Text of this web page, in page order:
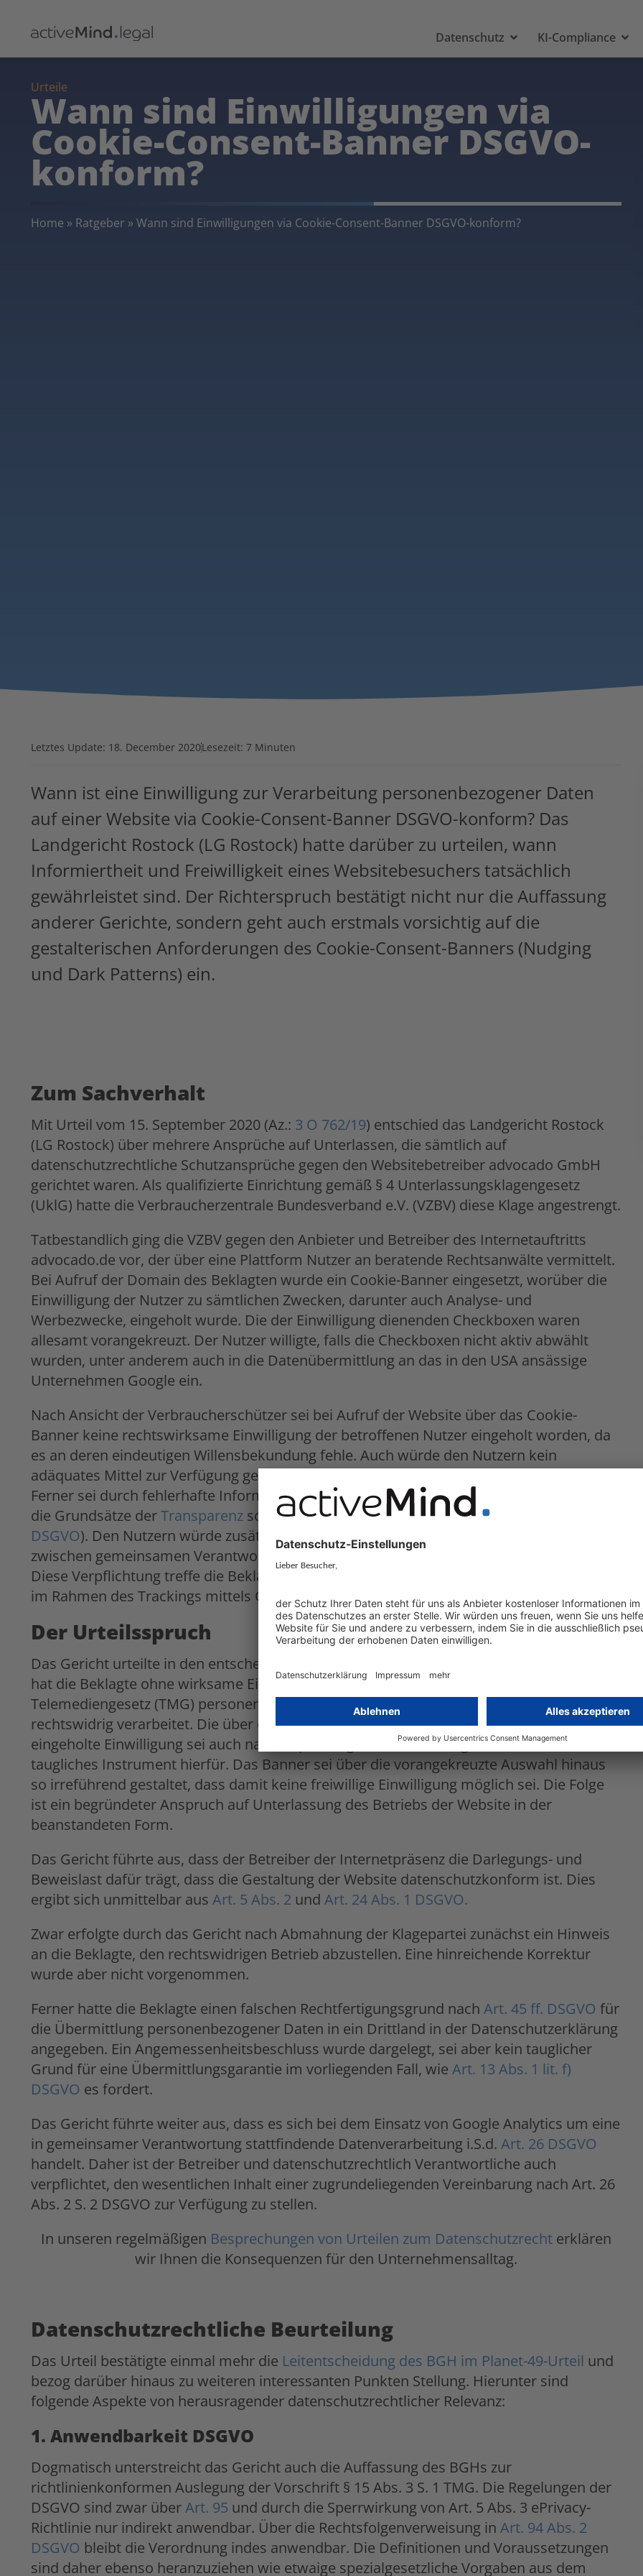
Datenschutz KI-Compliance
Urteile
Wann sind Einwilligungen via
Cookie-Consent-Banner DSGVO-
konform?
Home » Ratgeber » Wann sind Einwilligungen via Cookie-Consent-Banner DSGVO-konform?
Letztes Update: 18. December 2020Lesezeit: 7 Minuten
Wann ist eine Einwilligung zur Verarbeitung personenbezogener Daten
auf einer Website via Cookie-Consent-Banner DSGVO-konform? Das
Landgericht Rostock (LG Rostock) hatte darüber zu urteilen, wann
Informiertheit und Freiwilligkeit eines Websitebesuchers tatsächlich
gewährleistet sind. Der Richterspruch bestätigt nicht nur die Auffassung
anderer Gerichte, sondern geht auch erstmals vorsichtig auf die
gestalterischen Anforderungen des Cookie-Consent-Banners (Nudging
und Dark Patterns) ein.
Zum Sachverhalt
Mit Urteil vom 15. September 2020 (Az.: 3 O 762/19) entschied das Landgericht Rostock
(LG Rostock) über mehrere Ansprüche auf Unterlassen, die sämtlich auf
datenschutzrechtliche Schutzansprüche gegen den Websitebetreiber advocado GmbH
gerichtet waren. Als qualifizierte Einrichtung gemäß § 4 Unterlassungsklagengesetz
(UklG) hatte die Verbraucherzentrale Bundesverband e.V. (VZBV) diese Klage angestrengt.
Tatbestandlich ging die VZBV gegen den Anbieter und Betreiber des Internetauftritts
advocado.de vor, der über eine Plattform Nutzer an beratende Rechtsanwälte vermittelt.
Bei Aufruf der Domain des Beklagten wurde ein Cookie-Banner eingesetzt, worüber die
Einwilligung der Nutzer zu sämtlichen Zwecken, darunter auch Analyse- und
Werbezwecke, eingeholt wurde. Die der Einwilligung dienenden Checkboxen waren
allesamt vorangekreuzt. Der Nutzer willigte, falls die Checkboxen nicht aktiv abwählt
wurden, unter anderem auch in die Datenübermittlung an das in den USA ansässige
Unternehmen Google ein.
Nach Ansicht der Verbraucherschützer sei bei Aufruf der Website über das Cookie-
Banner keine rechtswirksame Einwilligung der betroffenen Nutzer eingeholt worden, da
es an deren eindeutigen Willensbekundung fehle. Auch würde den Nutzern kein
adäquates Mittel zur Verfügung gestellt, die Drittanbieter-Cookies ablehnen zu können.
Ferner sei durch fehlerhafte Informationen in der verlinkten Datenschutzerklärung gegen
die Grundsätze derTransparenz sowieTreu und Glauben verstoßen worden (
DSGVO). Den Nutzern würde zusätzlich der wesentliche Inhalt einer Vereinbarung
zwischen gemeinsamen Verantwortlichen nach
Art. 26 Abs. 2 S. 2 DSGVO
Diese Verpflichtung treffe die Beklagte deshalb, da sie mit Drittanbietern unter anderem
im Rahmen des Trackings mittels Google Analytics, als solche anzusehen sei.
Der Urteilsspruch
Das Gericht urteilte in den entscheidenden Punkten zugunsten der Klagepartei. Demnach
hat die Beklagte ohne wirksame Einwilligung der Nutzer nach § 15 Abs. 3 S. 1
Telemediengesetz (TMG) personenbezogene Daten durch Übermittlung an Dritte
rechtswidrig verarbeitet. Die über ein auf der Website eingebundenes Cookie-Banner
eingeholte Einwilligung sei auch nach Anpassung durch die Beklagte weiterhin kein
taugliches Instrument hierfür. Das Banner sei über die vorangekreuzte Auswahl hinaus
so irreführend gestaltet, dass damit keine freiwillige Einwilligung möglich sei. Die Folge
ist ein begründeter Anspruch auf Unterlassung des Betriebs der Website in der
beanstandeten Form.
Das Gericht führte aus, dass der Betreiber der Internetpräsenz die Darlegungs- und
Beweislast dafür trägt, dass die Gestaltung der Website datenschutzkonform ist. Dies
ergibt sich unmittelbar aus Art. 5 Abs. 2 und Art. 24 Abs. 1 DSGVO.
Zwar erfolgte durch das Gericht nach Abmahnung der Klagepartei zunächst ein Hinweis
an die Beklagte, den rechtswidrigen Betrieb abzustellen. Eine hinreichende Korrektur
wurde aber nicht vorgenommen.
Ferner hatte die Beklagte einen falschen Rechtfertigungsgrund nach Art. 45 ff. DSGVO für
die Übermittlung personenbezogener Daten in ein Drittland in der Datenschutzerklärung
angegeben. Ein Angemessenheitsbeschluss wurde dargelegt, sei aber kein tauglicher
Grund für eine Übermittlungsgarantie im vorliegenden Fall, wie Art. 13 Abs. 1 lit. f)
DSGVO es fordert.
Das Gericht führte weiter aus, dass es sich bei dem Einsatz von Google Analytics um eine
in gemeinsamer Verantwortung stattfindende Datenverarbeitung i.S.d. Art. 26 DSGVO
handelt. Daher ist der Betreiber und datenschutzrechtlich Verantwortliche auch
verpflichtet, den wesentlichen Inhalt einer zugrundeliegenden Vereinbarung nach Art. 26
Abs. 2 S. 2 DSGVO zur Verfügung zu stellen.
In unseren regelmäßigen Besprechungen von Urteilen zum Datenschutzrecht erklären
wir Ihnen die Konsequenzen für den Unternehmensalltag.
Datenschutzrechtliche Beurteilung
Das Urteil bestätigte einmal mehr die Leitentscheidung des BGH im Planet-49-Urteil und
bezog darüber hinaus zu weiteren interessanten Punkten Stellung. Hierunter sind
folgende Aspekte von herausragender datenschutzrechtlicher Relevanz:
1. Anwendbarkeit DSGVO
Dogmatisch unterstreicht das Gericht auch die Auffassung des BGHs zur
richtlinienkonformen Auslegung der Vorschrift § 15 Abs. 3 S. 1 TMG. Die Regelungen der
DSGVO sind zwar überArt. 95 und durch die Sperrwirkung von Art. 5 Abs. 3 ePrivacy-
Richtlinie nur indirekt anwendbar. Über die Rechtsfolgenverweisung in Art. 94 Abs. 2
DSGVO bleibt die Verordnung indes anwendbar. Die Definitionen und Voraussetzungen
sind daher ebenso heranzuziehen wie etwaige spezialgesetzliche Vorgaben aus dem